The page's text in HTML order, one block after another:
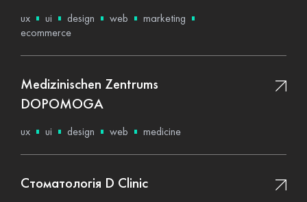
ux ui design web
marketing
ecommerce
Medizinischen Zentrums
DOPOMOGA
ux ui design web medicine
Стоматологія D Clinic